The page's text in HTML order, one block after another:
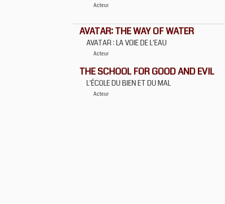
Acteur
AVATAR: THE WAY OF WATER
AVATAR : LA VOIE DE L'EAU
Acteur
THE SCHOOL FOR GOOD AND EVIL
L'ÉCOLE DU BIEN ET DU MAL
Acteur